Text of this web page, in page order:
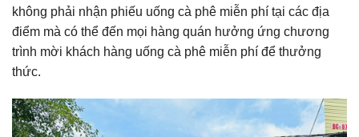
không phải nhận phiếu uống cà phê miễn phí tại các địa
điểm mà có thể đến mọi hàng quán hưởng ứng chương
trình mời khách hàng uống cà phê miễn phí để thưởng
thức.